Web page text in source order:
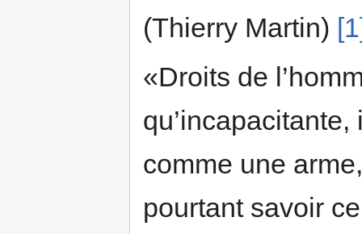
(Thierry Martin)
«Droits de
comme une
pourtant savoir